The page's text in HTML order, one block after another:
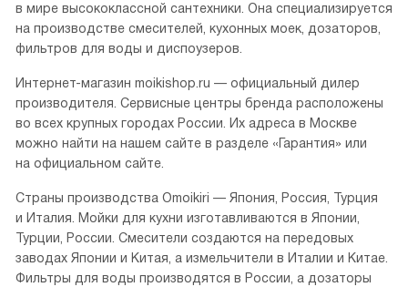
в мире высококлассной сантехники. Она специализируется
на производстве смесителей, кухонных моек, дозаторов,
фильтров для воды и диспоузеров.
Интернет-магазин moikishop.ru — официальный дилер
производителя. Сервисные центры бренда расположены
во всех крупных городах России. Их адреса в Москве
можно найти на нашем сайте в разделе «Гарантия» или
на официальном сайте.
Страны производства Omoikiri — Япония, Россия, Турция
и Италия. Мойки для кухни изготавливаются в Японии,
Турции, России. Смесители создаются на передовых
заводах Японии и Китая, а измельчители в Италии и Китае.
Фильтры для воды производятся в России, а дозаторы